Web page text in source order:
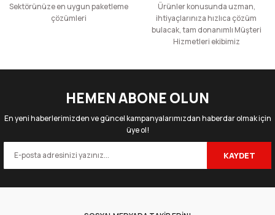
Sektörünüze en uygun paketleme
çözümleri
Ürünler konusunda uzman,
ihtiyaçlarınıza hızlıca çözüm
bulacak, tam donanımlı Müşteri
Hizmetleri ekibimiz
HEMEN ABONE OLUN
En yeni haberlerimizden ve güncel kampanyalarımızdan haberdar olmak için
üye ol!
KAYDET